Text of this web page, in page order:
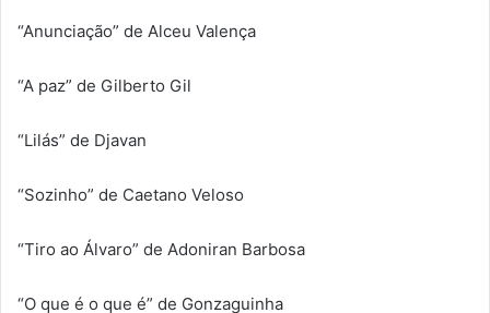
“Anunciação” de Alceu Valença
“A paz” de Gilberto Gil
“Lilás” de Djavan
“Sozinho” de Caetano Veloso
“Tiro ao Álvaro” de Adoniran Barbosa
“O que é o que é” de Gonzaguinha